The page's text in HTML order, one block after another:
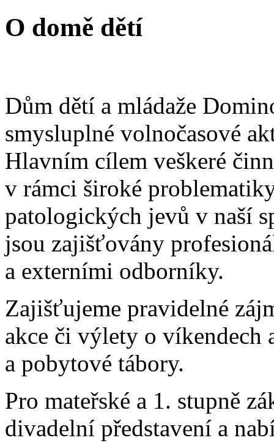
O domě dětí
Dům dětí a mládaže
smysluplné volnočasové
Hlavním cílem veškeré
v rámci široké
patologických jevů v naší
jsou zajišťovány
a externími odborníky.
Zajišťujeme pravidelné
akce či výlety o víkendech
a pobytové tábory.
Pro mateřské a 1. stupně
divadelní představení a